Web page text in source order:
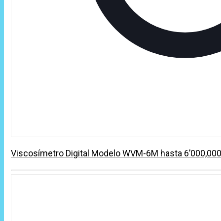
Viscosímetro Digital Modelo WVM-6M hasta